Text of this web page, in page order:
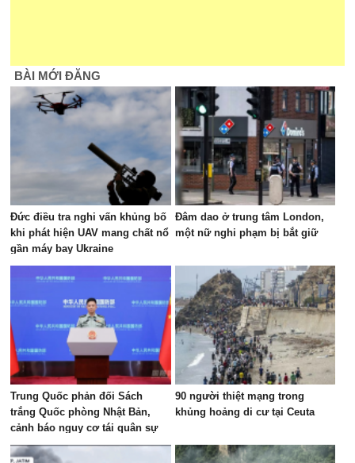
BÀI MỚI ĐĂNG
Đức điều tra nghi vấn khủng bố
khi phát hiện UAV mang chất nổ
gần máy bay Ukraine
Đâm dao ở trung tâm London,
một nữ nghi phạm bị bắt giữ
Trung Quốc phản đối Sách
trắng Quốc phòng Nhật Bản,
cảnh báo nguy cơ tái quân sự
hóa
90 người thiệt mạng trong
khủng hoảng di cư tại Ceuta